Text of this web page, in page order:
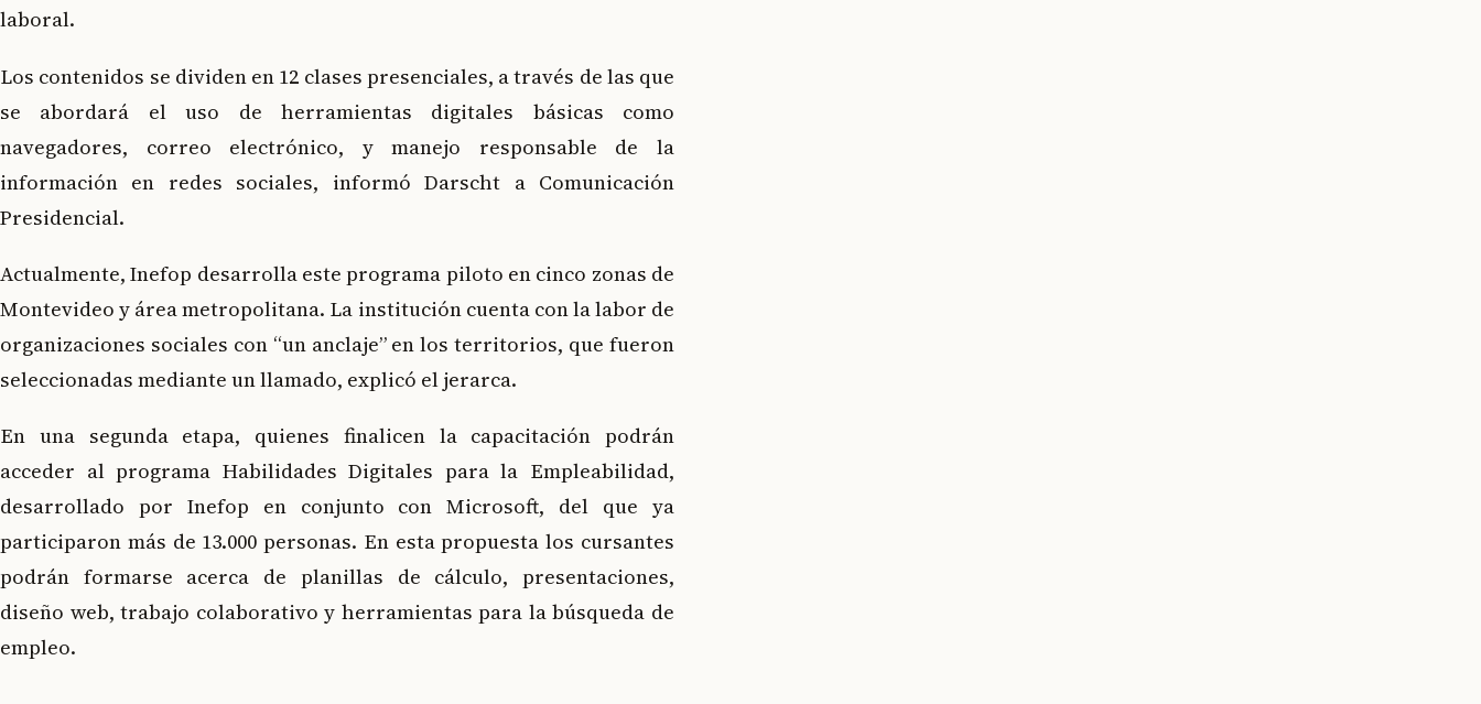
laboral.
Los contenidos se dividen en 12 clases presenciales, a través de las que
se abordará el uso de herramientas digitales básicas como
navegadores, correo electrónico, y manejo responsable de la
información en redes sociales, informó Darscht a Comunicación
Presidencial.
Actualmente, Inefop desarrolla este programa piloto en cinco zonas de
Montevideo y área metropolitana. La institución cuenta con la labor de
organizaciones sociales con “un anclaje” en los territorios, que fueron
seleccionadas mediante un llamado, explicó el jerarca.
En una segunda etapa, quienes finalicen la capacitación podrán
acceder al programa Habilidades Digitales para la Empleabilidad,
desarrollado por Inefop en conjunto con Microsoft, del que ya
participaron más de 13.000 personas. En esta propuesta los cursantes
podrán formarse acerca de planillas de cálculo, presentaciones,
diseño web, trabajo colaborativo y herramientas para la búsqueda de
empleo.